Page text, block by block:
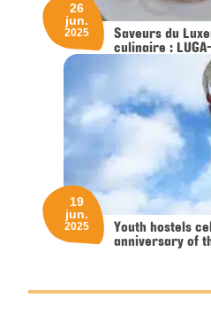
Saveurs du
culinaire :
26
jun.
2025
Youth hostels
anniversary of
19
jun.
2025